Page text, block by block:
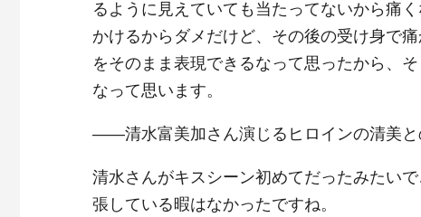
るように見えていても当たってないから痛
かけるからダメだけど、その後の受け身で
をそのまま表現できるなって思ったから、
なって思います。
――清水富美加さん演じるヒロインの清美と
清水さんがキスシーン初めてだったみたい
張している暇はなかったですね。